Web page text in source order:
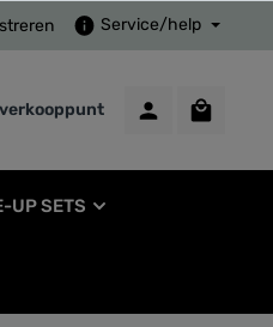
Service/help
UP SETS